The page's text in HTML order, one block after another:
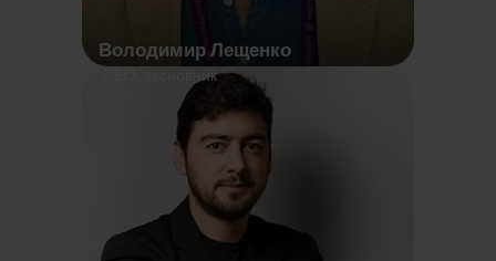
Володимир Лещенко
CEO, засновник